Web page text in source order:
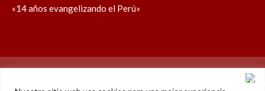
«14 años evangelizando el Perú»
Política de cookies Política de privacidad